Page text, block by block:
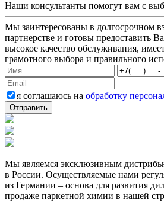
Наши консультанты помогут вам с
Мы заинтересованы в долгосрочном
партнерстве и готовы предоставить
высокое качество обслуживания,
грамотного выбора и правильного
я соглашаюсь на обработку
Мы являемся эксклюзивным
в России. Осуществляемые нами
из Германии – основа для развития
продаже паркетной химии в нашей